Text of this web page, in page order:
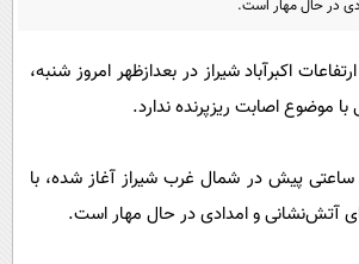
سرگرمی
گوناگون
محیط زیست
پیامک
آشپزی
در حال مهار است.
اکبرآباد شیراز در بعدازظهر امروز شنبه،
پیش در شمال غرب شیراز آغاز شده، با
آتش‌نشانی و امدادی در حال مهار است.